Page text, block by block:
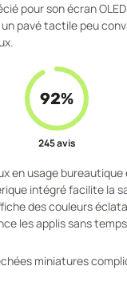
pour son écran
un pavé tactile peu
92%
245avis
en usage
intégré facilite la
des couleurs
les applis sans
miniatures